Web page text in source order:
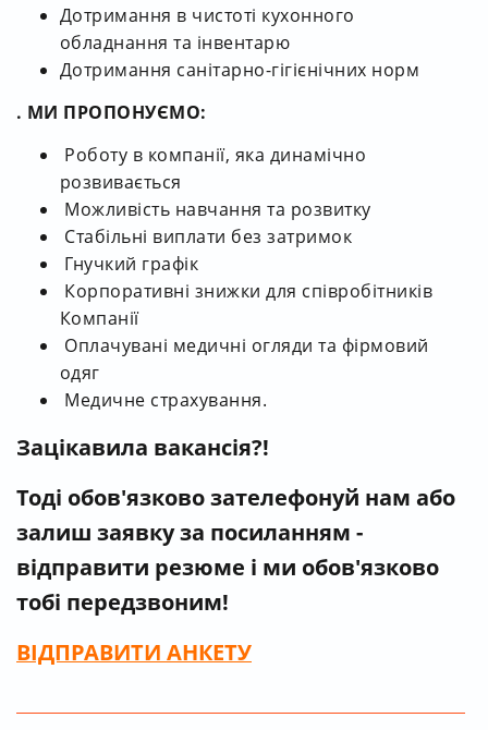
Дотримання в чистоті кухонного
обладнання та інвентарю
Дотримання санітарно-гігієнічних норм
. МИ ПРОПОНУЄМО:
Роботу в компанії, яка динамічно
розвивається
Можливість навчання та розвитку
Стабільні виплати без затримок
Гнучкий графік
Корпоративні знижки для співробітників
Компанії
Оплачувані медичні огляди та фірмовий
одяг
Медичне страхування.
Зацікавила вакансія?!
Тоді обов'язково зателефонуй нам або
залиш заявку за посиланням -
відправити резюме і ми обов'язково
тобі передзвоним!
ВІДПРАВИТИ АНКЕТУ